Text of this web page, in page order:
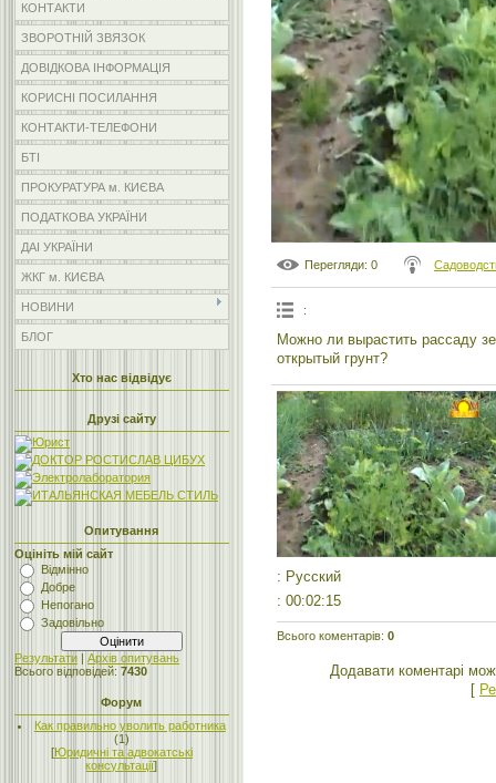
КОНТАКТИ
ЗВОРОТНІЙ ЗВЯЗОК
ДОВІДКОВА ІНФОРМАЦІЯ
КОРИСНІ ПОСИЛАННЯ
КОНТАКТИ-ТЕЛЕФОНИ
БТІ
ПРОКУРАТУРА м. КИЄВА
ПОДАТКОВА УКРАЇНИ
ДАІ УКРАЇНИ
ЖКГ м. КИЄВА
НОВИНИ
БЛОГ
Хто нас відвідує
Друзі сайту
Опитування
Оцініть мій сайт
Відмінно
Добре
Непогано
Задовільно
Результати | Архів опитувань
Всього відповідей: 7430
Форум
Как правильно уволить работника
(1)
[Юридичні та адвокатські
консультації]
Перегляди: 0
:
Можно ли вырастить рассаду
открытый грунт?
: Русский
: 00:02:15
Всього коментарів: 0
Додавати коментарі
[